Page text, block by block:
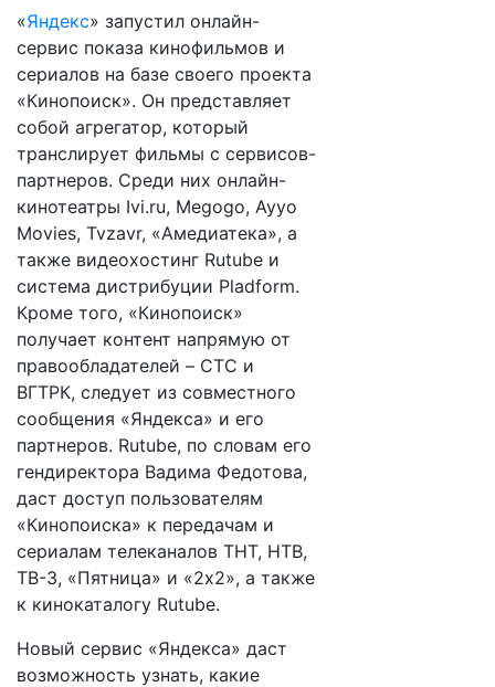
«Яндекс» запустил онлайн-
сервис показа кинофильмов и
сериалов на базе своего проекта
«Кинопоиск». Он представляет
собой агрегатор, который
транслирует фильмы с сервисов-
партнеров. Среди них онлайн-
кинотеатры Ivi.ru, Megogo, Ayyo
Movies, Tvzavr, «Амедиатека», а
также видеохостинг Rutube и
система дистрибуции Pladform.
Кроме того, «Кинопоиск»
получает контент напрямую от
правообладателей – CTC и
ВГТРК, следует из совместного
сообщения «Яндекса» и его
партнеров. Rutube, по словам его
гендиректора Вадима Федотова,
даст доступ пользователям
«Кинопоиска» к передачам и
сериалам телеканалов ТНТ, НТВ,
ТВ-3, «Пятница» и «2х2», а также
к кинокаталогу Rutube.
Новый сервис «Яндекса» даст
возможность узнать, какие